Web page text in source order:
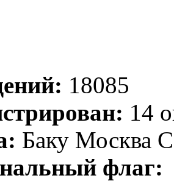
18085
14
Баку Москва
флаг: